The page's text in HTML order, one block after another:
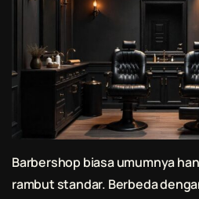
Barbershop biasa umumnya
rambut standar. Berbeda